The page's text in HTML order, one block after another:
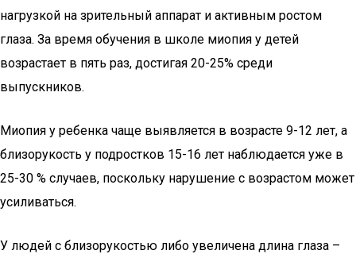
нагрузкой на зрительный аппарат и активным ростом
глаза. За время обучения в школе миопия у детей
возрастает в пять раз, достигая 20-25% среди
выпускников.
Миопия у ребенка чаще выявляется в возрасте 9-12 лет, а
близорукость у подростков 15-16 лет наблюдается уже в
25-30 % случаев, поскольку нарушение с возрастом может
усиливаться.
У людей с близорукостью либо увеличена длина глаза –